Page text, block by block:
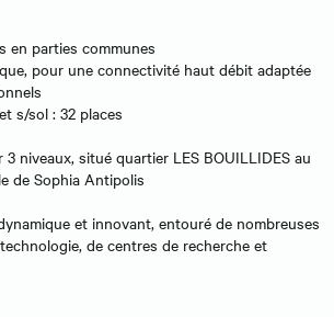
en parties communes
pour une connectivité haut débit adaptée
s/sol : 32 places
niveaux, situé quartier LES BOUILLIDES au
de Sophia Antipolis
et innovant, entouré de nombreuses
de centres de recherche et